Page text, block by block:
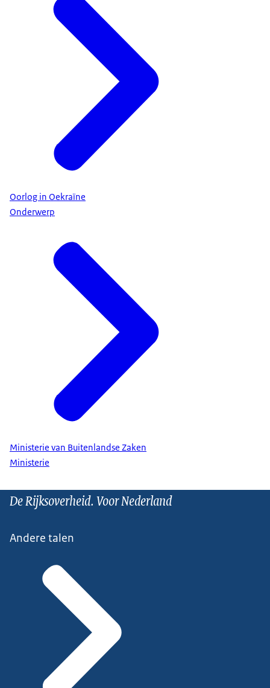
Oorlog in Oekraïne
Onderwerp
Ministerie van Buitenlandse Zaken
Ministerie
De Rijksoverheid. Voor Nederland
Andere talen